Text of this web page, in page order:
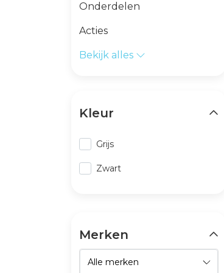
Onderdelen
Acties
Bekijk alles
Kleur
Grijs
Zwart
Merken